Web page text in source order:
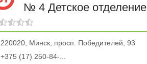
№ 4 Детское отделение
220020, Минск, просп. Победителей, 93
+375 (17) 250-84-...